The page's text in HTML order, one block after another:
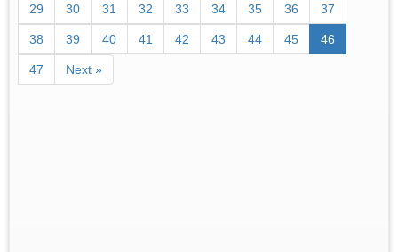
29 30 31 32 33 34 35 36 37
38 39 40 41 42 43 44 45 46
47 Next »